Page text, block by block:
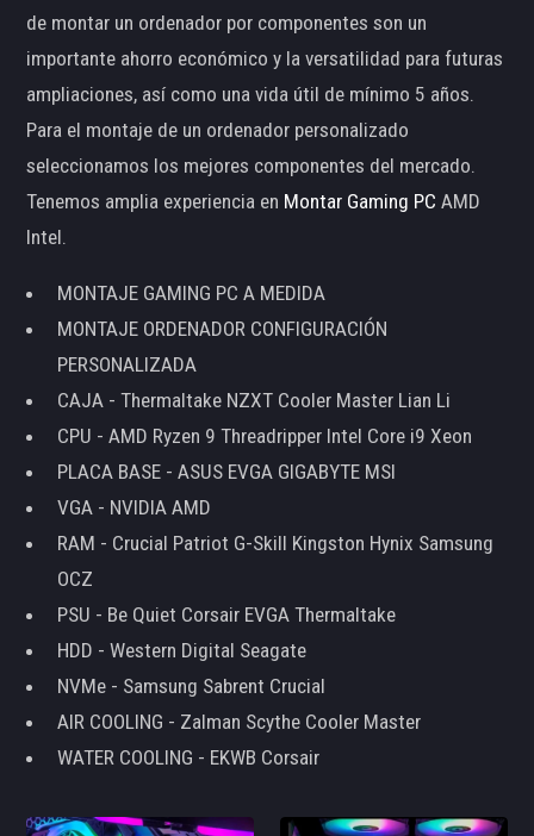
de montar un ordenador por componentes son un
importante ahorro económico y la versatilidad para futuras
ampliaciones, así como una vida útil de mínimo 5 años.
Para el montaje de un ordenador personalizado
seleccionamos los mejores componentes del mercado.
Tenemos amplia experiencia en Montar Gaming PC AMD
Intel.
MONTAJE GAMING PC A MEDIDA
MONTAJE ORDENADOR CONFIGURACIÓN
PERSONALIZADA
CAJA - Thermaltake NZXT Cooler Master Lian Li
CPU - AMD Ryzen 9 Threadripper Intel Core i9 Xeon
PLACA BASE - ASUS EVGA GIGABYTE MSI
VGA - NVIDIA AMD
RAM - Crucial Patriot G-Skill Kingston Hynix Samsung
OCZ
PSU - Be Quiet Corsair EVGA Thermaltake
HDD - Western Digital Seagate
NVMe - Samsung Sabrent Crucial
AIR COOLING - Zalman Scythe Cooler Master
WATER COOLING - EKWB Corsair